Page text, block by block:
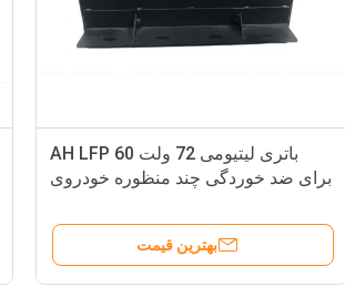
باتری لیتیومی 72 ولت 60 AH LFP
برای ضد خوردگی چند منظوره خودروی
بهترین قیمت